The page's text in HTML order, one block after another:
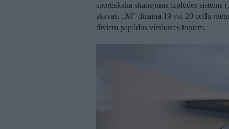
sportiskāka skanējuma izplūdes sistēma
skavas, „M” dizaina 19 vai 20 collu
diviem papildus virsbūves toņiem.